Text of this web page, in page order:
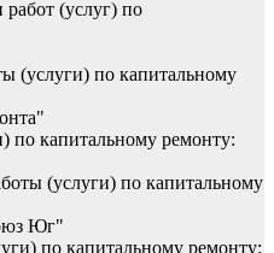
(услуг) по
(услуги) по капитальному
по капитальному ремонту:
(услуги) по капитальному
Юг"
по капитальному ремонту: